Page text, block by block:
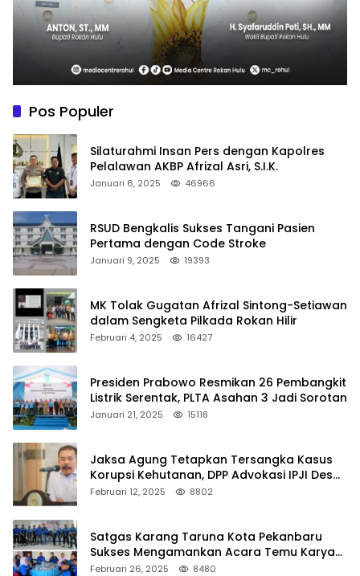
Pos Populer
Silaturahmi Insan Pers dengan Kapolres
Pelalawan AKBP Afrizal Asri, S.I.K.
Januari 6, 2025 46966
RSUD Bengkalis Sukses Tangani Pasien
Pertama dengan Code Stroke
Januari 9, 2025 19393
MK Tolak Gugatan Afrizal Sintong-Setiawan
dalam Sengketa Pilkada Rokan Hilir
Februari 4, 2025 16427
Presiden Prabowo Resmikan 26 Pembangkit
Listrik Serentak, PLTA Asahan 3 Jadi Sorotan
Januari 21, 2025 15118
Jaksa Agung Tetapkan Tersangka Kasus
Korupsi Kehutanan, DPP Advokasi IPJI Desak
Pengusutan Pajak RAPP
Februari 12, 2025 8802
Satgas Karang Taruna Kota Pekanbaru
Sukses Mengamankan Acara Temu Karya
VII Karang Taruna Pekanbaru
Februari 26, 2025 8480